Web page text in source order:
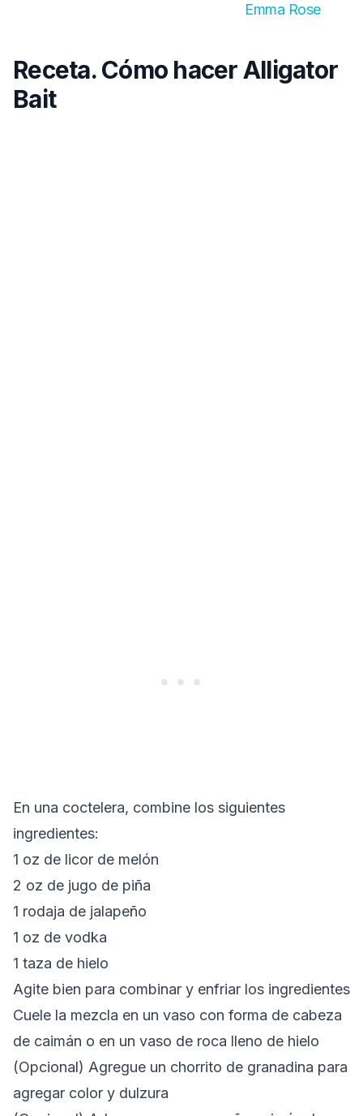
Emma Rose
Receta. Cómo hacer Alligator
Bait
En una coctelera, combine los siguientes
ingredientes:
1 oz de licor de melón
2 oz de jugo de piña
1 rodaja de jalapeño
1 oz de vodka
1 taza de hielo
Agite bien para combinar y enfriar los ingredientes
Cuele la mezcla en un vaso con forma de cabeza
de caimán o en un vaso de roca lleno de hielo
(Opcional) Agregue un chorrito de granadina para
agregar color y dulzura